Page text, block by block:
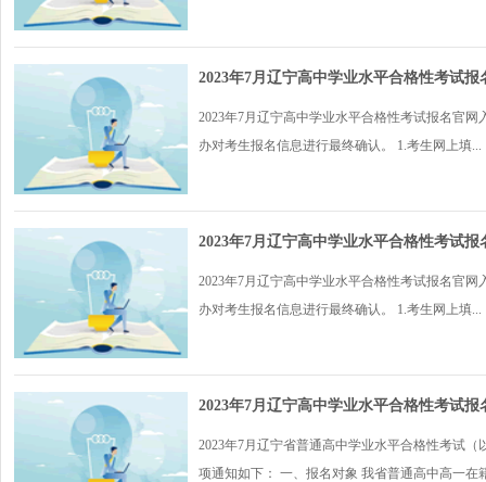
2023年7月辽宁高中学业水平合格性考试
2023年7月辽宁高中学业水平合格性考试报名官
办对考生报名信息进行最终确认。 1.考生网上填...
2023年7月辽宁高中学业水平合格性考试报
2023年7月辽宁高中学业水平合格性考试报名官
办对考生报名信息进行最终确认。 1.考生网上填...
2023年7月辽宁高中学业水平合格性考试报
2023年7月辽宁省普通高中学业水平合格性考试
项通知如下： 一、报名对象 我省普通高中高一在